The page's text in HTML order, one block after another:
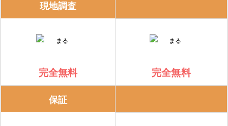
エコキュートの交換費用の相場
エコキュートに交換するとどのくらいお得になる？？
現地調査
完全無料 完全無料
保証